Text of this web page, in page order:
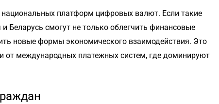
платформ цифровых валют. Если такие
Беларусь смогут не только облегчить финансовые
новые формы экономического взаимодействия. Это
от международных платежных систем, где доминируют